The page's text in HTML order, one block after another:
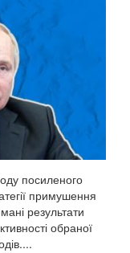
посиленого
примушення
результати
обраної